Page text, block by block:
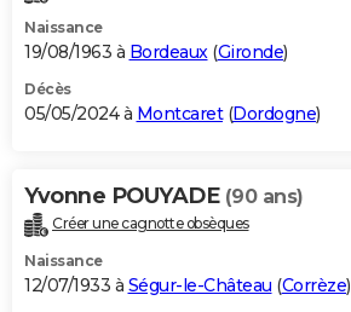
Naissance
19/08/1963 à Bordeaux(Gironde)
Décès
05/05/2024 à Montcaret(Dordogne)
Yvonne POUYADE (90 ans)
Créer une cagnotte obsèques
Naissance
12/07/1933 à Ségur-le-Château (Corrèze)